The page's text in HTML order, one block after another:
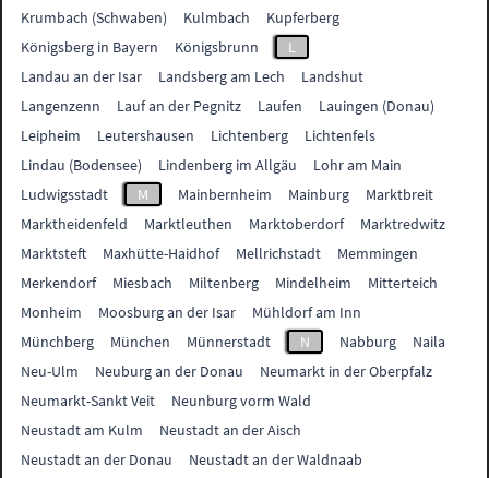
Krumbach (Schwaben)
Kulmbach
Kupferberg
Königsberg in Bayern
Königsbrunn
L
Landau an der Isar
Landsberg am Lech
Landshut
Langenzenn
Lauf an der Pegnitz Laufen
Lauingen (Donau)
Leipheim
Leutershausen Lichtenberg
Lichtenfels
Lindau (Bodensee)
Lindenberg im Allgäu
Lohr am Main
Ludwigsstadt
M Mainbernheim Mainburg
Marktbreit
Marktheidenfeld
Marktleuthen Marktoberdorf
Marktredwitz
Marktsteft
Maxhütte-Haidhof Mellrichstadt
Memmingen
Merkendorf
Miesbach Miltenberg Mindelheim
Mitterteich
Monheim
Moosburg an der Isar
Mühldorf am Inn
Münchberg
München Münnerstadt N Nabburg
Naila
Neu-Ulm
Neuburg an der Donau
Neumarkt in der Oberpfalz
Neumarkt-Sankt Veit
Neunburg vorm Wald
Neustadt am Kulm
Neustadt an der Aisch
Neustadt an der Donau
Neustadt an der Waldnaab